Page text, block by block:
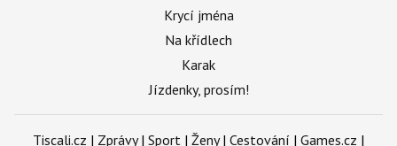
Krycí jména
Na křídlech
Karak
Jízdenky, prosím!
Tiscali.cz | Zprávy| Sport | Ženy| Cestování | Games.cz |